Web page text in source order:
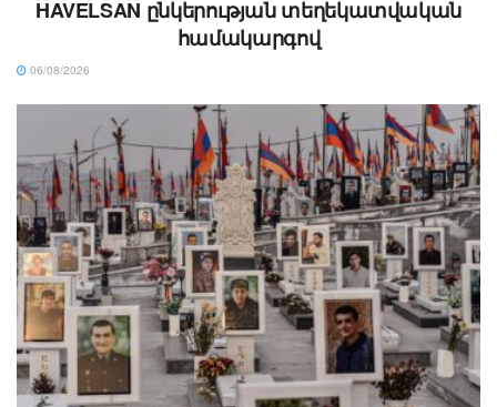
HAVELSAN ընկերության տեղեկատվական
համակարգով
06/08/2026